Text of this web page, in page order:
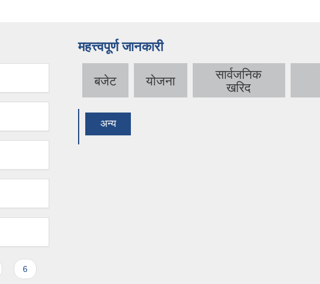
6
महत्त्वपूर्ण जानकारी
बजेट योजना
सार्वजनिक
खरिद
अन्य